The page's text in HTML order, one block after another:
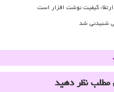
کیفیت نوشت افزار است
شنیدنی شد
مطلبنظر دهید